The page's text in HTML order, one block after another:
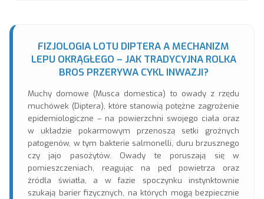
FIZJOLOGIA LOTU DIPTERA A MECHANIZM
LEPU OKRĄGŁEGO – JAK TRADYCYJNA ROLKA
BROS PRZERYWA CYKL INWAZJI?
Muchy domowe (Musca domestica) to owady z rzędu
muchówek (Diptera), które stanowią potężne zagrożenie
epidemiologiczne – na powierzchni swojego ciała oraz
w układzie pokarmowym przenoszą setki groźnych
patogenów, w tym bakterie salmonelli, duru brzusznego
czy jajo pasożytów. Owady te poruszają się w
pomieszczeniach, reagując na pęd powietrza oraz
źródła światła, a w fazie spoczynku instynktownie
szukają barier fizycznych, na których mogą bezpiecznie